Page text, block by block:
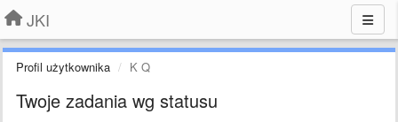
JKI
Profil użytkownika K Q
Twoje zadania wg statusu